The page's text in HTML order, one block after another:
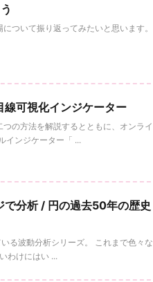
ついて振り返ってみたいと思います。
可視化インジケーター
の方法を解説するとともに、オンライ
インジケーター「 ...
で分析 / 円の過去50年の歴史
る波動分析シリーズ。 これまで色々な
わけにはい ...